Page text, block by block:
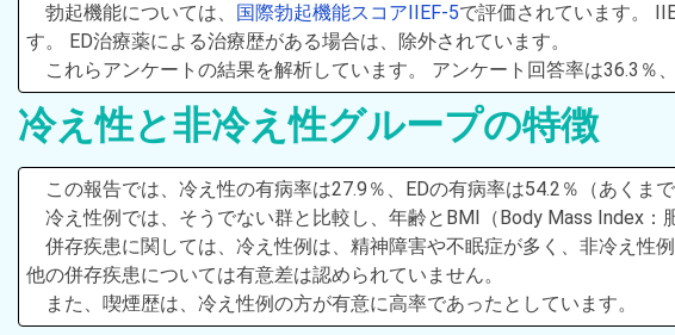
勃起機能については、 国際勃起機能スコアIIEF-5で評価されています。
す。 ED治療薬による治療歴がある場合は、除外されています。
これらアンケートの結果を解析しています。 アンケート回答率は36.3％
冷え性と非冷え性グループの特徴
この報告では、冷え性の有病率は27.9％、EDの有病率は54.2％（あくま
冷え性例では、そうでない群と比較し、年齢とBMI（Body Mass Index：
併存疾患に関しては、冷え性例は、精神障害や不眠症が多く、非冷え性
他の併存疾患については有意差は認められていません。
また、喫煙歴は、冷え性例の方が有意に高率であったとしています。